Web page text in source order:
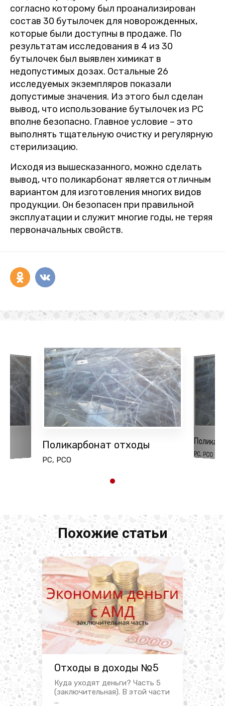
согласно которому был проанализирован
состав 30 бутылочек для новорожденных,
которые были доступны в продаже. По
результатам исследования в 4 из 30
бутылочек был выявлен химикат в
недопустимых дозах. Остальные 26
исследуемых экземпляров показали
допустимые значения. Из этого был сделан
вывод, что использование бутылочек из PC
вполне безопасно. Главное условие – это
выполнять тщательную очистку и регулярную
стерилизацию.
Исходя из вышесказанного, можно сделать
вывод, что поликарбонат является отличным
вариантом для изготовления многих видов
продукции. Он безопасен при правильной
эксплуатации и служит многие годы, не теряя
первоначальных свойств.
Поликарбонат отходы
PC, PCO
PC, PCO
Похожие статьи
Отходы в доходы №5
Куда уходят деньги? Часть 5
(заключительная). В этой части
...